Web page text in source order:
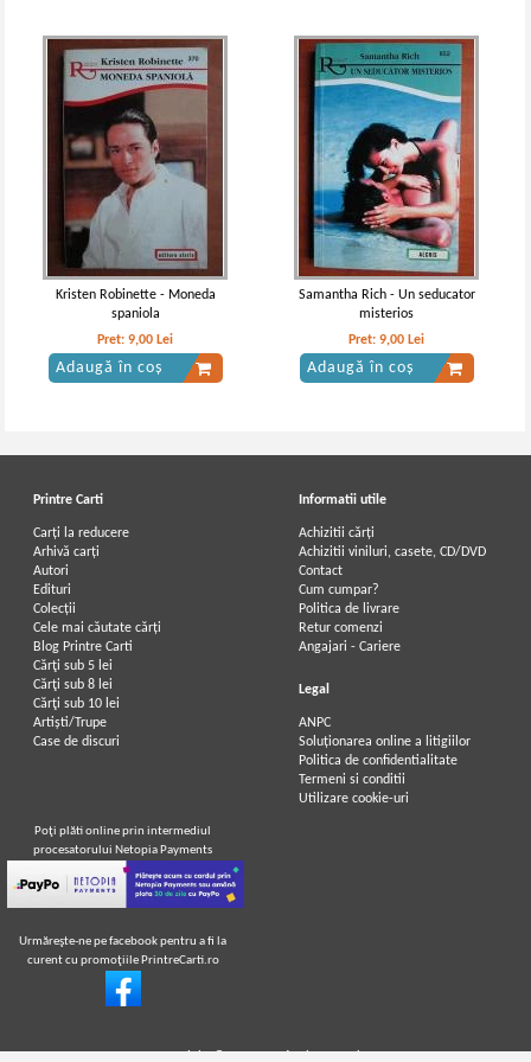
Kristen Robinette - Moneda
spaniola
Pret:9,00 Lei
Adaugă în coș
Samantha Rich - Un seducator
misterios
Pret:9,00 Lei
Adaugă în coș
Printre Carti
Carți la reducere
Arhivă carți
Autori
Edituri
Colecții
Cele mai căutate cărți
Blog Printre Carti
Cărţi sub 5 lei
Cărţi sub 8 lei
Cărţi sub 10 lei
Artiști/Trupe
Case de discuri
Informatii utile
Achizitii cărți
Achizitii viniluri, casete, CD/DVD
Contact
Cum cumpar?
Politica de livrare
Retur comenzi
Angajari - Cariere
Legal
ANPC
Soluționarea online a litigiilor
Politica de confidentialitate
Termeni si conditii
Utilizare cookie-uri
Poţi plăti online prin intermediul
procesatorului Netopia Payments
Urmăreşte-ne pe facebook pentru a fi la
curent cu promoţiile PrintreCarti.ro